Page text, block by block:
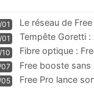
Le réseau de
m
Tempête Goretti :
Fibre optique :
pass
Free booste
Free Pro lance